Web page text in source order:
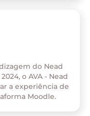
do Nead
o AVA - Nead
a experiência de
Moodle.